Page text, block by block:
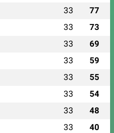
33 77
33 73
33 69
33 59
33 55
33 54
33 48
33 40